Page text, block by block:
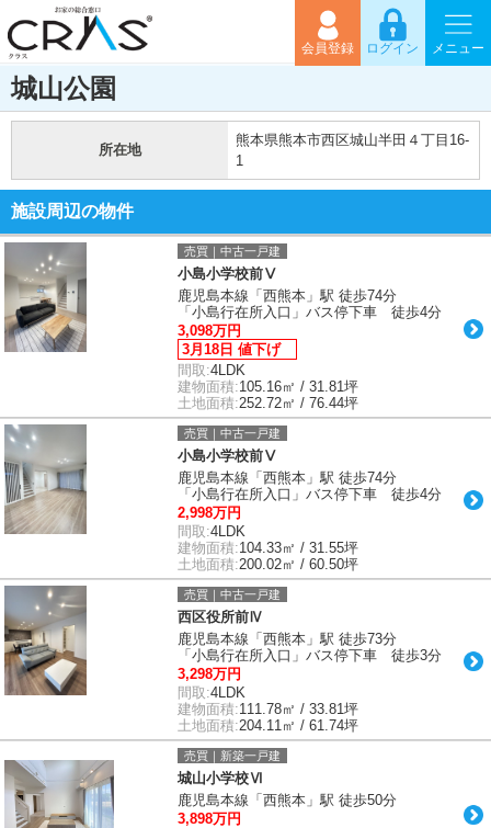
会員登録 ログイン メニュー
城山公園
所在地
熊本県熊本市西区城山半田４丁目16-
1
施設周辺の物件
売買｜中古一戸建
小島小学校前Ⅴ
鹿児島本線「西熊本」駅 徒歩74分
「小島行在所入口」バス停下車 徒歩4分
3,098万円
3月18日 値下げ
間取:4LDK
建物面積:105.16㎡ / 31.81坪
土地面積:252.72㎡ / 76.44坪
売買｜中古一戸建
小島小学校前Ⅴ
鹿児島本線「西熊本」駅 徒歩74分
「小島行在所入口」バス停下車 徒歩4分
2,998万円
間取:4LDK
建物面積:104.33㎡ / 31.55坪
土地面積:200.02㎡ / 60.50坪
売買｜中古一戸建
西区役所前Ⅳ
鹿児島本線「西熊本」駅 徒歩73分
「小島行在所入口」バス停下車 徒歩3分
3,298万円
間取:4LDK
建物面積:111.78㎡ / 33.81坪
土地面積:204.11㎡ / 61.74坪
売買｜新築一戸建
城山小学校Ⅵ
鹿児島本線「西熊本」駅 徒歩50分
3,898万円